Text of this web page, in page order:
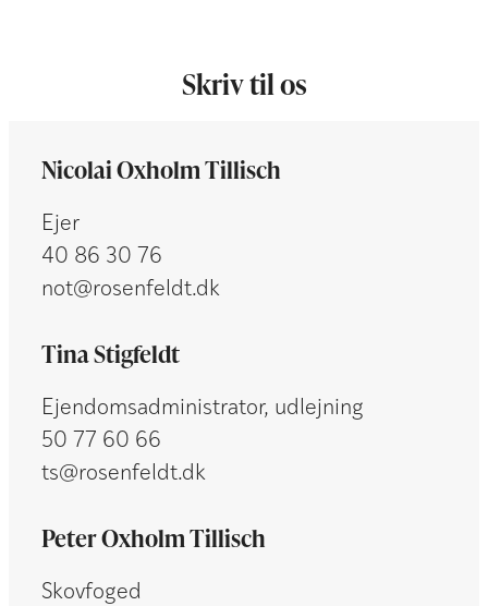
Skriv til os
Nicolai Oxholm Tillisch
Ejer
40 86 30 76
not@rosenfeldt.dk
​Tina Stigfeldt
Ejendomsadministrator, udlejning
50 77 60 66
ts@rosenfeldt.dk
​Peter Oxholm Tillisch
Skovfoged